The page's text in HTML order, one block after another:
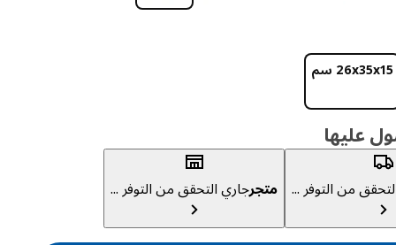
‎26x35x15 سم‏
عليها
من التوفر ... متجرجاري التحقق من التوفر ...